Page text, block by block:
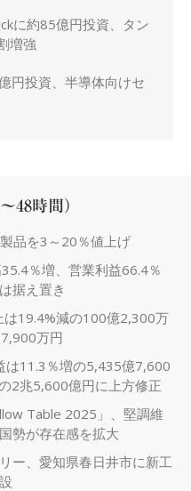
に約85億円投資、タン
増強
円投資、半導体向けセ
48時間）
品を3～20％値上げ
％増、営業利益66.4％
据え置き
19.4%減の100億2,300万
万円
は11.3％増の5,435億7,600
2兆5,600億円に上方修正
Table 2025」、堅調維
勢が存在感を拡大
ー、愛知県春日井市に新工